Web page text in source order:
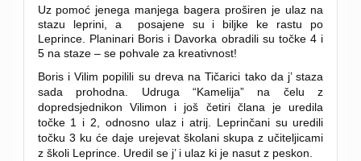
Uz pomoć jenega manjega bagera proširen je ulaz na
stazu leprini, a posajene su i biljke ke rastu po
Leprince. Planinari Boris i Davorka obradili su točke 4 i
5 na staze – se pohvale za kreativnost!
Boris i Vilim popilili su dreva na Tičarici tako da j’ staza
sada prohodna. Udruga “Kamelija” na čelu z
dopredsjednikon Vilimon i još četiri člana je uredila
točke 1 i 2, odnosno ulaz i atrij. L eprinčani su uredili
točku 3 ku će daje urejevat školani skupa z učiteljicami
z školi Leprince. Uredil se j’ i ulaz ki je nasut z peskon.